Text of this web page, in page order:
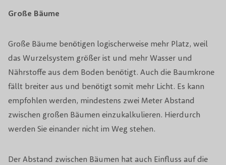
Große Bäume
Große Bäume benötigen logischerweise mehr Platz, weil
das Wurzelsystem größer ist und mehr Wasser und
Nährstoffe aus dem Boden benötigt. Auch die Baumkrone
fällt breiter aus und benötigt somit mehr Licht. Es kann
empfohlen werden, mindestens zwei Meter Abstand
zwischen großen Bäumen einzukalkulieren. Hierdurch
werden Sie einander nicht im Weg stehen.
Der Abstand zwischen Bäumen hat auch Einfluss auf die